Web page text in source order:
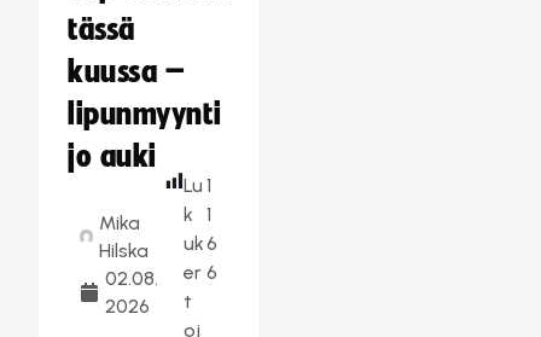
tässä
kuussa –
lipunmyynti
jo auki
Mika
Hilska
02.08.
2026
Lu
k
uk
er
t
oj
1
1
6
6